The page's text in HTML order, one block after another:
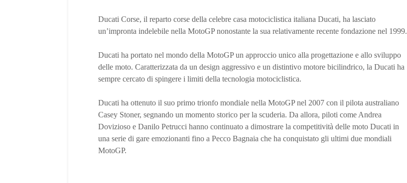
Ducati Corse, il reparto corse della celebre casa motociclistica italiana Ducati, ha lasciato
un’impronta indelebile nella MotoGP nonostante la sua relativamente recente fondazione nel 1999.
Ducati ha portato nel mondo della MotoGP un approccio unico alla progettazione e allo sviluppo
delle moto. Caratterizzata da un design aggressivo e un distintivo motore bicilindrico, la Ducati ha
sempre cercato di spingere i limiti della tecnologia motociclistica.
Ducati ha ottenuto il suo primo trionfo mondiale nella MotoGP nel 2007 con il pilota australiano
Casey Stoner, segnando un momento storico per la scuderia. Da allora, piloti come Andrea
Dovizioso e Danilo Petrucci hanno continuato a dimostrare la competitività delle moto Ducati in
una serie di gare emozionanti fino a Pecco Bagnaia che ha conquistato gli ultimi due mondiali
MotoGP.